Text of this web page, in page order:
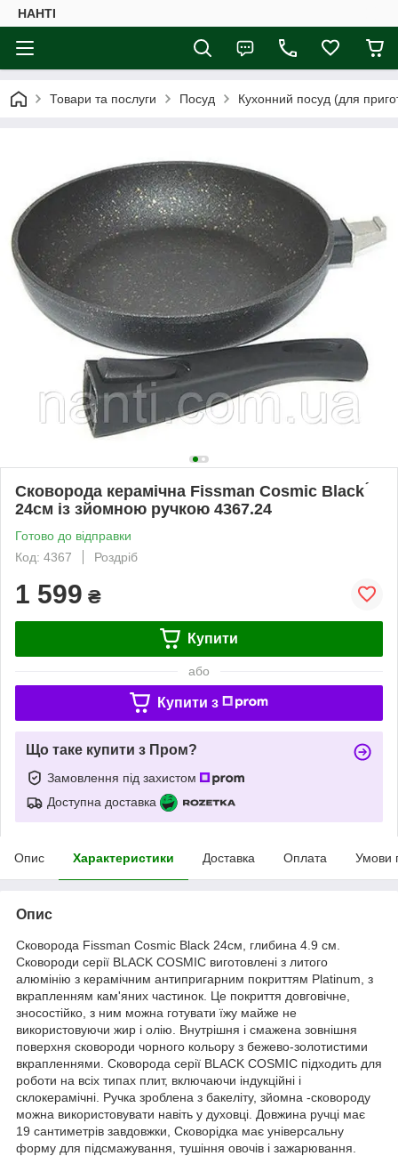
НАНTI
Товари та послуги Посуд Кухонний посуд (для
Сковорода керамічна Fissman Cosmic Black ́
24см із зйомною ручкою 4367.24
Готово до відправки
Код: 4367
Роздріб
1 599 ₴
Купити
або
Купити з
Що таке купити з Пром?
Замовлення під захистом
Доступна доставка
Опис Характеристики Доставка Оплата Умови
Опис
Сковорода Fissman Cosmic Black 24см, глибина 4.9 см.
Сковороди серії BLACK COSMIC виготовлені з литого
алюмінію з керамічним антипригарним покриттям Platinum, з
вкрапленням кам'яних частинок. Це покриття довговічне,
зносостійко, з ним можна готувати їжу майже не
використовуючи жир і олію. Внутрішня і смажена зовнішня
поверхня сковороди чорного кольору з бежево-золотистими
вкрапленнями. Сковорода серії BLACK COSMIC підходить для
роботи на всіх типах плит, включаючи індукційні і
склокерамічні. Ручка зроблена з бакеліту, зйомна -сковороду
можна використовувати навіть у духовці. Довжина ручці має
19 сантиметрів завдовжки, Сковорідка має універсальну
форму для підсмажування, тушіння овочів і зажарювання.